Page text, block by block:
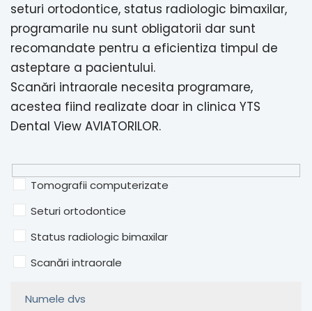
seturi ortodontice, status radiologic bimaxilar,
programarile nu sunt obligatorii dar sunt
recomandate pentru a eficientiza timpul de
asteptare a pacientului.
Scanări intraorale necesita programare,
acestea fiind realizate doar in clinica YTS
Dental View AVIATORILOR.
Tomografii computerizate
Seturi ortodontice
Status radiologic bimaxilar
Scanări intraorale